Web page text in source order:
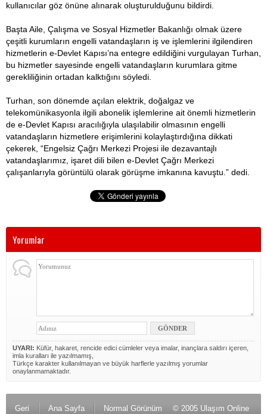
kullanıcılar göz önüne alınarak oluşturulduğunu bildirdi.
Başta Aile, Çalışma ve Sosyal Hizmetler Bakanlığı olmak üzere
çeşitli kurumların engelli vatandaşların iş ve işlemlerini ilgilendiren
hizmetlerin e-Devlet Kapısı’na entegre edildiğini vurgulayan Turhan,
bu hizmetler sayesinde engelli vatandaşların kurumlara gitme
gerekliliğinin ortadan kalktığını söyledi.
Turhan, son dönemde açılan elektrik, doğalgaz ve
telekomünikasyonla ilgili abonelik işlemlerine ait önemli hizmetlerin
de e-Devlet Kapısı aracılığıyla ulaşılabilir olmasının engelli
vatandaşların hizmetlere erişimlerini kolaylaştırdığına dikkati
çekerek, “Engelsiz Çağrı Merkezi Projesi ile dezavantajlı
vatandaşlarımız, işaret dili bilen e-Devlet Çağrı Merkezi
çalışanlarıyla görüntülü olarak görüşme imkanına kavuştu.” dedi.
Yorumlar
UYARI: Küfür, hakaret, rencide edici cümleler veya imalar, inançlara saldırı içeren,
imla kuralları ile yazılmamış,
Türkçe karakter kullanılmayan ve büyük harflerle yazılmış yorumlar
onaylanmamaktadır.
Geri Ana Sayfa Normal Görünüm © 2005 Ulaşım Online